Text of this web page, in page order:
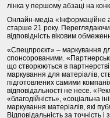
лінка у першому абзаці на
Онлайн-медіа «Інформаційне
старше 21 року.
відповідність віковим
«Спецпроєкт» – маркування
спонсорованими.
що створюються в
маркування для матеріалів,
підготовлених самими
відповідальності не несе.
«благодійність», «соціальна
маркування матеріалів, які
Відповідальність за точність